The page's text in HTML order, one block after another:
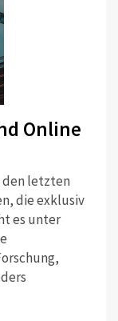
Online
den letzten
die exklusiv
es unter